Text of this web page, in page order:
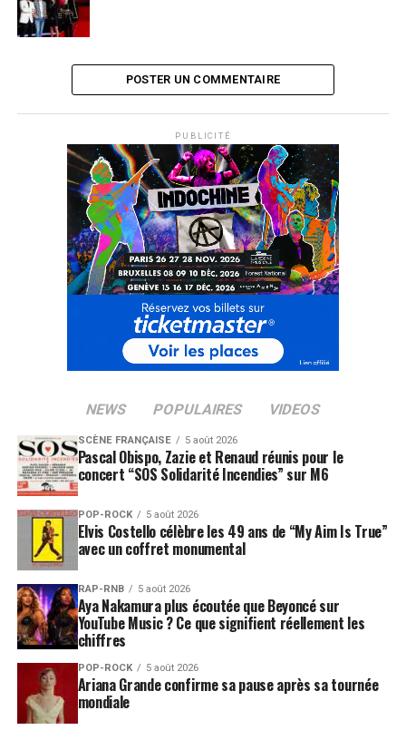
POSTER UN COMMENTAIRE
PUBLICITÉ
NEWS POPULAIRES VIDEOS
SCÈNE FRANÇAISE 5 août 2026
Pascal Obispo, Zazie et Renaud réunis pour le
concert “SOS Solidarité Incendies” sur M6
POP-ROCK 5 août 2026
Elvis Costello célèbre les 49 ans de “My Aim Is True”
avec un coffret monumental
RAP-RNB 5 août 2026
Aya Nakamura plus écoutée que Beyoncé sur
YouTube Music ? Ce que signifient réellement les
chiffres
POP-ROCK 5 août 2026
Ariana Grande confirme sa pause après sa tournée
mondiale